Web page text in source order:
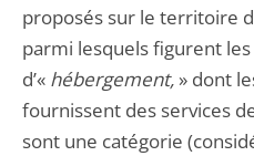
proposés sur le territoire
parmi lesquels figurent
d’« hébergement, » dont
fournissent des services
sont une catégorie